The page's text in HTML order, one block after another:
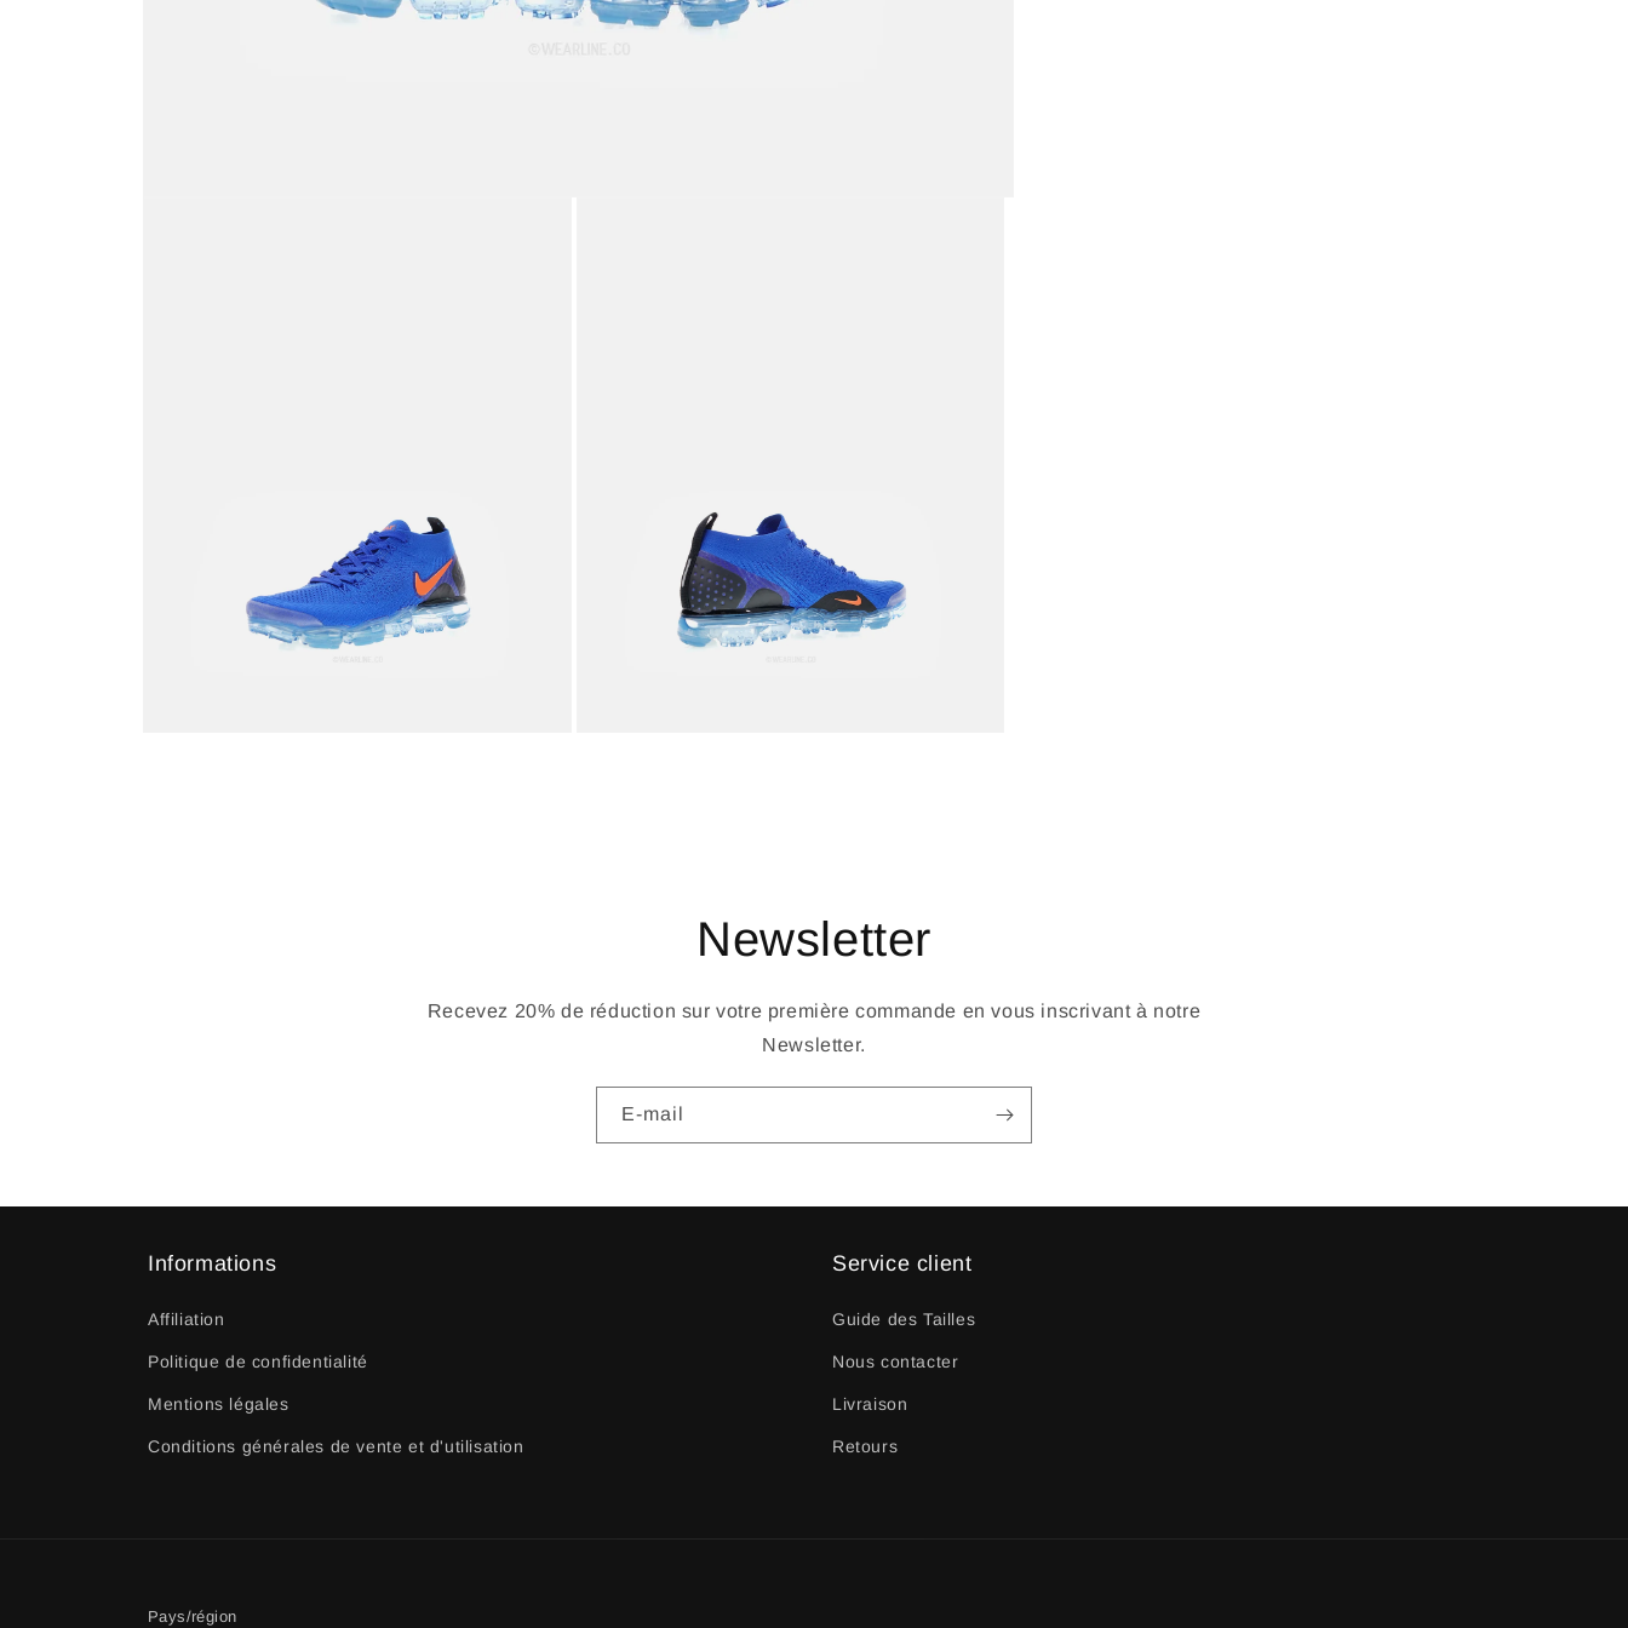
Newsletter
Recevez 20% de réduction sur votre première commande en vous inscrivant à notre
Newsletter.
E-mail
Informations
Affiliation
Politique de confidentialité
Mentions légales
Conditions générales de vente et d'utilisation
Service client
Guide des Tailles
Nous contacter
Livraison
Retours
Pays/région